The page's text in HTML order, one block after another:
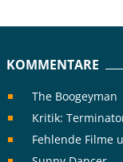
KOMMENTARE
The Boogeyman
Kritik:
Fehlende Filme